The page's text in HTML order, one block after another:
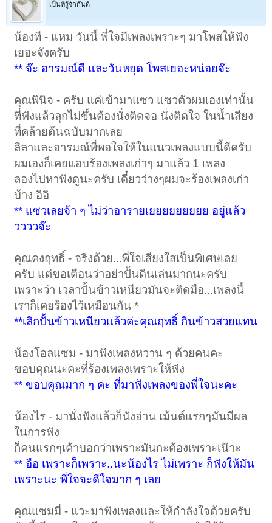
เป็นที่รู้จักกันดี
น้องที - แหม วันนี้ พี่ใจมีเพลงเพราะๆ มาโพสให้ฟัง
เยอะจังครับ
** จ๊ะ อารมณ์ดี และวันหยุด โพสเยอะหน่อยจ๊ะ
คุณพินิจ - ครับ แค่เข้ามาแซว แซวตัวผมเองเท่านั้น
ที่ฟังแล้วลุกไม่ขึ้นต้องนั่งติดจอ นั่งติดใจ ในน้ำเสียง
ที่คล้ายต้นฉบับมากเลย
ลีลาและอารมณ์พี่พอใจให้ในแนวเพลงแบบนี้ดีครับ
ผมเองก็เคยแอบร้องเพลงเก่าๆ มาแล้ว 1 เพลง
ลองไปหาฟังดูนะครับ เดี๋ยวว่างๆผมจะร้องเพลงเก่า
บ้าง อิอิ
** แซวเลยจ้า ๆ ไม่ว่าอารายเยยยยยยยยย อยู่แล้ว
ววววจ๊ะ
คุณคงฤทธิ์ - จริงด้วย...พี่ใจเสียงใสเป็นพิเศษเลย
ครับ แต่ขอเตือนว่าอย่าปั้นดินเล่นมากนะครับ
เพราะว่า เวลาปั้นข้าวเหนียวมันจะติดมือ...เพลงนี้
เราก็เคยร้องไว้เหมือนกัน *
**เลิกปั้นข้าวเหนียวแล้วค่ะคุณฤทธิ์ กินข้าวสวยแทน
น้องโอลแซม - มาฟังเพลงหวาน ๆ ด้วยคนคะ
ขอบคุณนะคะที่ร้องเพลงเพราะให้ฟัง
** ขอบคุณมาก ๆ คะ ที่มาฟังเพลงของพี่ใจนะคะ
น้องไร - มานั่งฟังแล้วก็นั่งอ่าน เม้นต์แรกๆมันมีผล
ในการฟัง
ก็คนแรกๆเค้าบอกว่าเพราะมันกะต้องเพราะเน๊าะ
** อือ เพราะก็เพราะ..นะน้องไร ไม่เพราะ ก็ฟังให้มัน
เพราะนะ พี่ใจจะดีใจมาก ๆ เลย
คุณแซมมี่ - แวะมาฟังเพลงและให้กำลังใจด้วยครับ